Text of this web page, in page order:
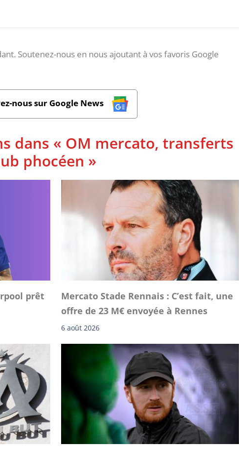
Soutenez-nous en nous ajoutant à vos favoris Google
nous sur Google News
dans « OM mercato, transferts
phocéen »
prêt
Mercato Stade Rennais : C’est fait, une
offre de 23 M€ envoyée à Rennes
6 août 2026